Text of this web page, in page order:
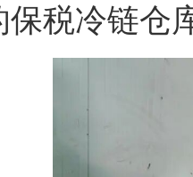
保税冷链仓